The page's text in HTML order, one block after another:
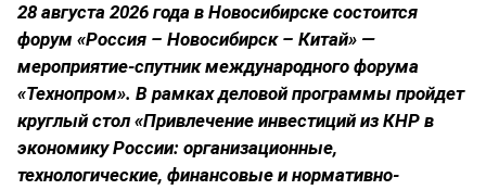
28 августа 2026 года в Новосибирске состоится
форум «Россия – Новосибирск – Китай» —
мероприятие-спутник международного форума
«Технопром». В рамках деловой программы пройдет
круглый стол «Привлечение инвестиций из КНР в
экономику России: организационные,
технологические, финансовые и нормативно-